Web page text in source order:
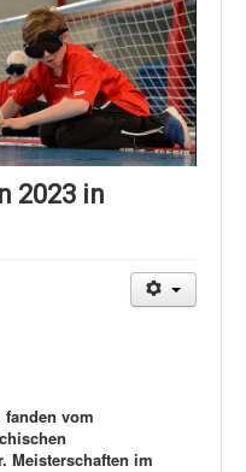
2023 in
vom
Meisterschaften im